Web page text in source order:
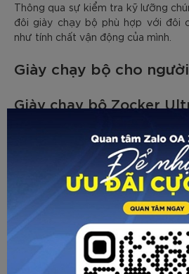
Thông qua sự kiểm tra kỹ lưỡng
đôi giày chạy bộ phù hợp với đôi
như tính chất vận động của mình.
Giày chạy bộ cho
Giày chạy bộ Zocker